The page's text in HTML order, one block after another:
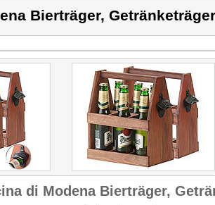
Bierträger, Getränketräger
di Modena Bierträger,